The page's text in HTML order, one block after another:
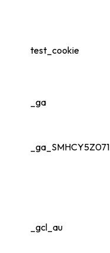
test_cookie
_ga
_ga_SMHCY5Z071
_gcl_au